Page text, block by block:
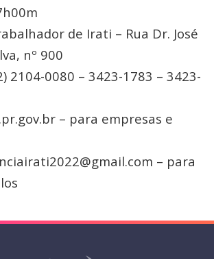
de Irati – Rua Dr. José
nº 900
2104-0080 – 3423-1783 – 3423-
– para empresas e
– para